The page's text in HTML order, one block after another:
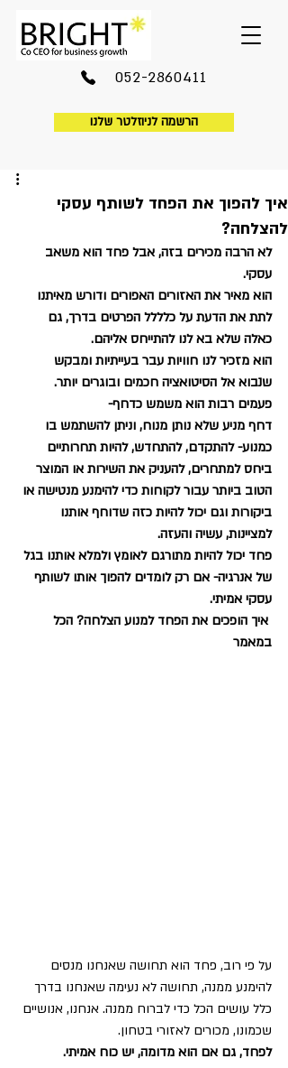
052-2860411
הרשמה לניוזלטר שלנו
איך להפוך את הפחד לשותף עסקי
להצלחה?
לא הרבה מכירים בזה, אבל פחד הוא משאב
עסקי.
הוא מאיר את האזורים האפורים ודורש מאיתנו
לתת את הדעת על כלללל הפרטים בדרך, גם
כאלה שלא בא לנו להתייחס אליהם.
הוא מזכיר לנו חוויות עבר בעייתיות ומבקש
שנבוא אל הסיטואציה חכמים ובוגרים יותר.
פעמים רבות הוא משמש כדחף-
דחף מניע שלא נותן מנוח, וניתן להשתמש בו
כמנוע- להתקדם, להתחדש, להיות תחרותיים
ביחס למתחרים, להעניק את השירות או המוצר
הטוב ביותר עבור לקוחות כדי להימנע מנטישה או
ביקורות וגם יכול להיות כזה שדוחף אותנו
למציינות, עשיה והעזה.
פחד יכול להיות מתורגם לאומץ ולמלא אותנו בגל
של אנרגיה- אם רק לומדים להפוך אותו לשותף
עסקי אמיתי.
איך הופכים את הפחד למנוע הצלחה? הכל
במאמר
על פי רוב, פחד הוא תחושה שאנחנו מנסים
להימנע ממנה, תחושה לא נעימה שאנחנו בדרך
כלל עושים הכל כדי לברוח ממנה. אנחנו, אנושיים
שכמונו, מכורים לאזורי בטחון.
לפחד, גם אם הוא מדומה, יש כוח אמיתי.